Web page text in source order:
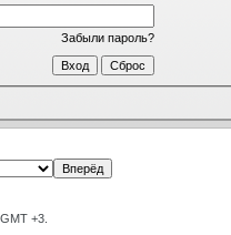
Забыли пароль?
+3.